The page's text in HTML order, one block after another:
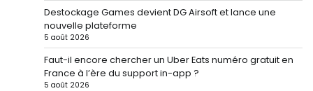
Destockage Games devient DG Airsoft et lance une
nouvelle plateforme
5 août 2026
Faut-il encore chercher un Uber Eats numéro gratuit en
France à l’ère du support in-app ?
5 août 2026